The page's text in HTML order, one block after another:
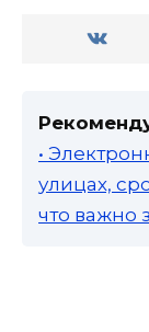
•
улицах,
что важно